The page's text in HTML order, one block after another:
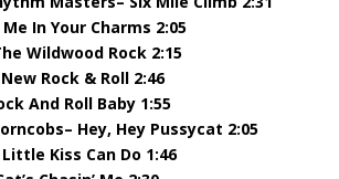
In Your Charms 2:05
Wildwood Rock 2:15
Rock & Roll 2:46
And Roll Baby 1:55
Hey, Hey Pussycat 2:05
Kiss Can Do 1:46